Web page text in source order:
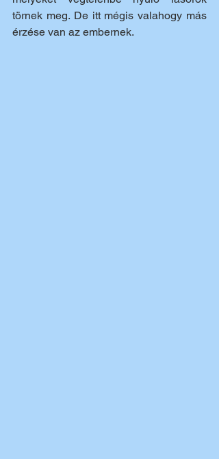
törnek meg. De itt mégis valahogy más
érzése van az embernek.